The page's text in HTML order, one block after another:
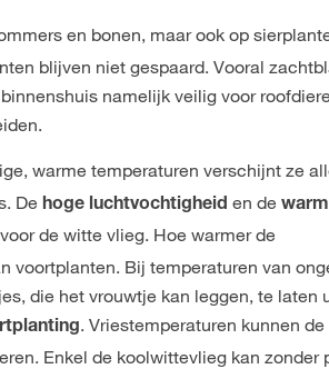
en bonen, maar ook op
blijven niet gespaard. Vooral
namelijk veilig voor
warme temperaturen verschijnt ze
Dehoge luchtvochtigheiden de
de witte vlieg. Hoe warmer de
Bij temperaturen van
die het vrouwtje kan leggen, te laten
. Vriestemperaturen kunnen de
Enkel de koolwittevlieg kan zonder